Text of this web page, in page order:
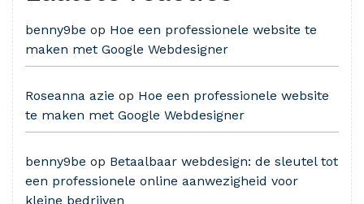
benny9be op Hoe een professionele website te
maken met Google Webdesigner
Roseanna azie op Hoe een professionele website
te maken met Google Webdesigner
benny9be op Betaalbaar webdesign: de sleutel tot
een professionele online aanwezigheid voor
kleine bedrijven